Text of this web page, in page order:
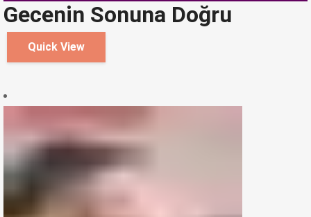
Gecenin Sonuna Doğru
Quick View